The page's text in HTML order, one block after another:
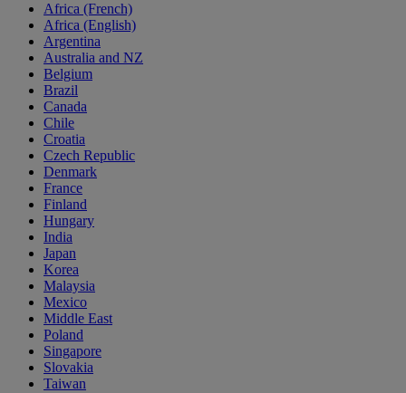
Africa (French)
Africa (English)
Argentina
Australia and NZ
Belgium
Brazil
Canada
Chile
Croatia
Czech Republic
Denmark
France
Finland
Hungary
India
Japan
Korea
Malaysia
Mexico
Middle East
Poland
Singapore
Slovakia
Taiwan